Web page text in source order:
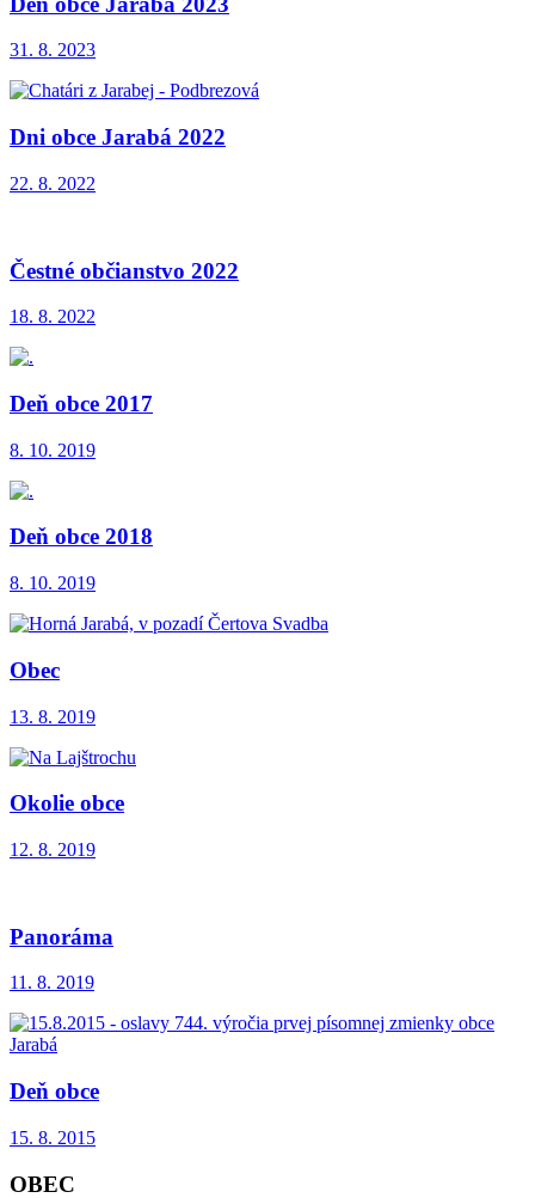
31. 8. 2023
Dni obce Jarabá 2022
22. 8. 2022
Čestné občianstvo 2022
18. 8. 2022
Deň obce 2017
8. 10. 2019
Deň obce 2018
8. 10. 2019
Obec
13. 8. 2019
Okolie obce
12. 8. 2019
Panoráma
11. 8. 2019
Deň obce
15. 8. 2015
OBEC